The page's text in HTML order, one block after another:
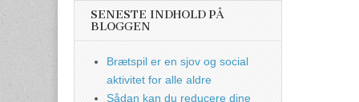
SENESTE INDHOLD PÅ
BLOGGEN
Brætspil er en sjov og social
aktivitet for alle aldre
Sådan kan du reducere dine